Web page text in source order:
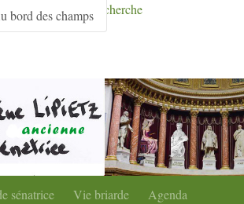
| Aller à la recherche
sénatrice Vie briarde Agenda
bord des champs